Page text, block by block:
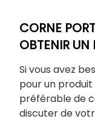
CORNE
OBTENIR
Si vous avez
pour un produit
préférable de
discuter de